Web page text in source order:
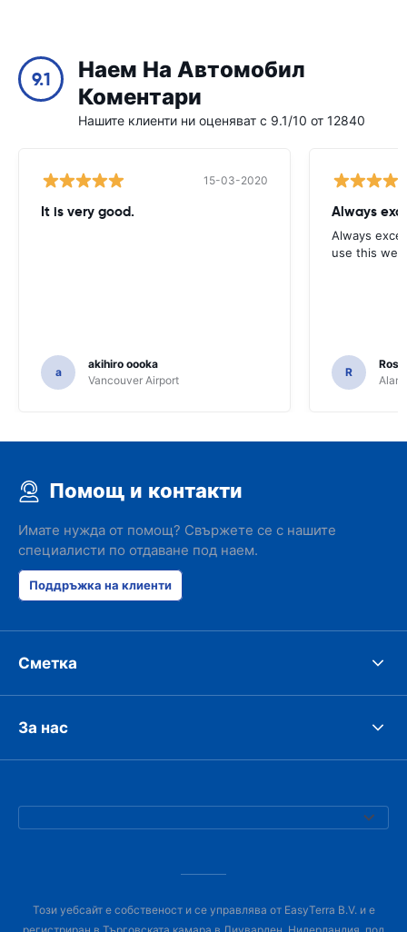
9.1
Наем На Автомобил
Коментари
Нашите клиенти ни оценяват с 9.1/10 от 12840
15-03-2020
It is very good.
a
akihiro oooka
Vancouver Airport
Always
Always
use this
R
Помощ и контакти
Имате нужда от помощ? Свържете се с нашите
специалисти по отдаване под наем.
Поддръжка на клиенти
Сметка
За нас
Този уебсайт е собственост и се управлява от EasyTerra B.V. и е